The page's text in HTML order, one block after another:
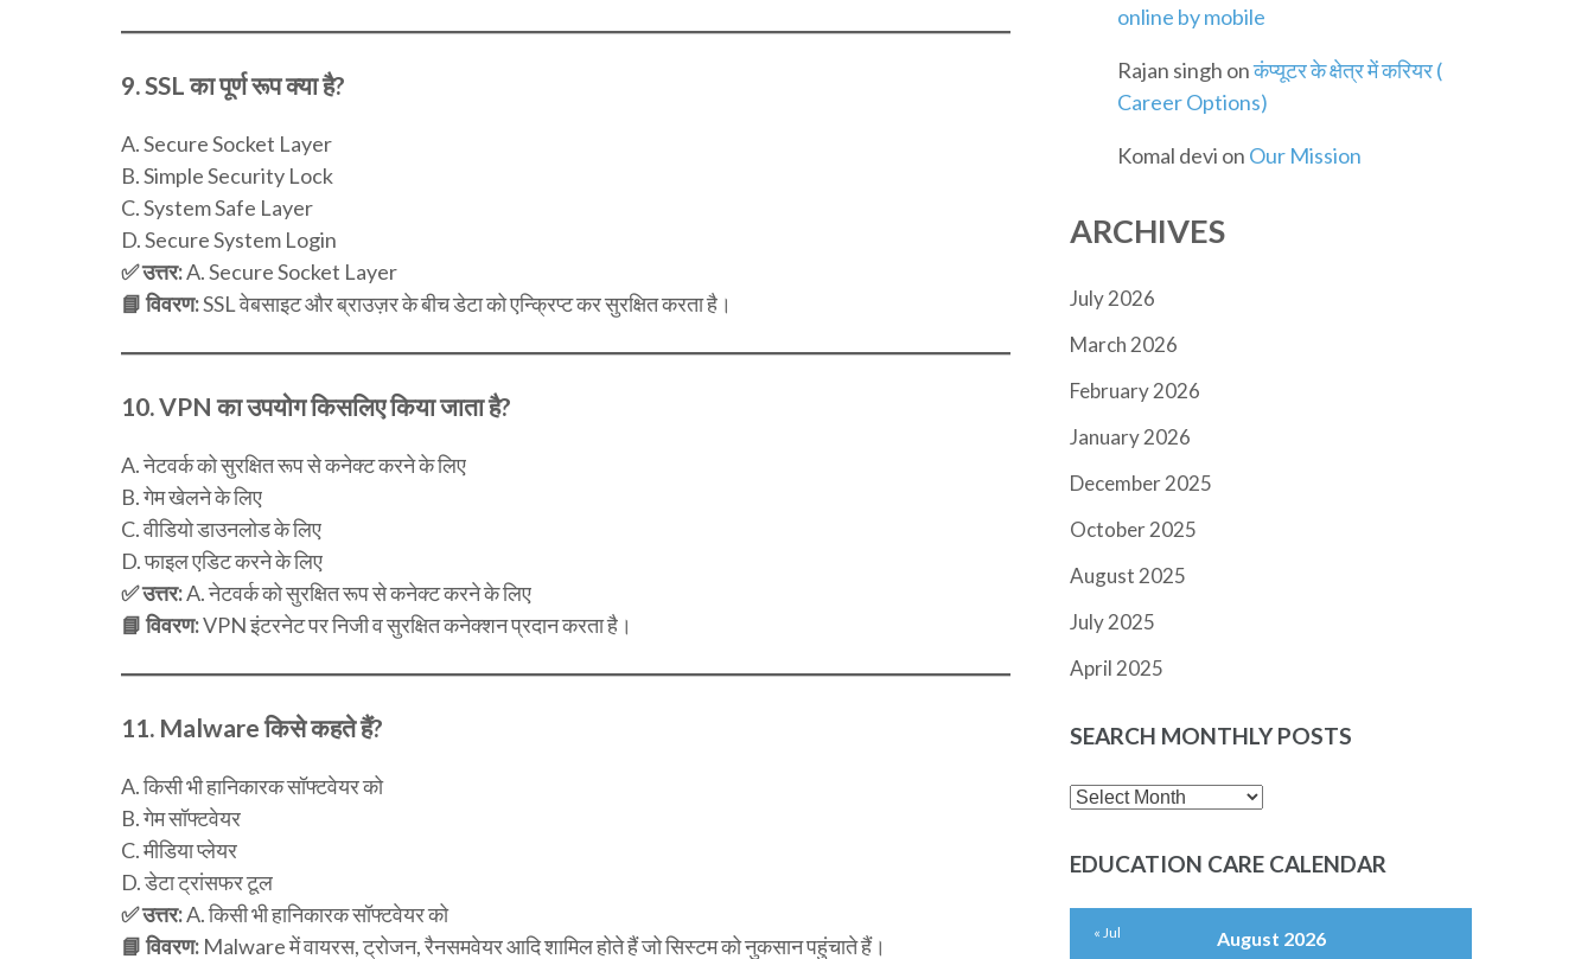
9.SSL का पूर्ण रूप क्या है?
A. Secure Socket Layer
B. Simple Security Lock
C. System Safe Layer
D. Secure System Login
✅ उत्तर:A. Secure Socket Layer
📘 विवरण:SSL वेबसाइट और ब्राउज़र के बीच डेटा को एन्क्रिप्ट कर सुरक्षित करता है।
10.VPN का उपयोग किसलिए किया जाता है?
A. नेटवर्क को सुरक्षित रूप से कनेक्ट करने के लिए
B. गेम खेलने के लिए
C. वीडियो डाउनलोड के लिए
D. फाइल एडिट करने के लिए
✅ उत्तर:A. नेटवर्क को सुरक्षित रूप से कनेक्ट करने के लिए
📘 विवरण:VPN इंटरनेट पर निजी व सुरक्षित कनेक्शन प्रदान करता है।
11. Malware किसे कहते हैं?
A. किसी भी हानिकारक सॉफ्टवेयर को
B. गेम सॉफ्टवेयर
C. मीडिया प्लेयर
D. डेटा ट्रांसफर टूल
✅ उत्तर:A. किसी भी हानिकारक सॉफ्टवेयर को
📘 विवरण: Malware में वायरस, ट्रोजन, रैनसमवेयर आदि शामिल होते हैं जो सिस्टम को नुकसान पहुंचाते हैं।
online by mobile
Rajan singh onकंप्यूटर के क्षेत्र में करियर (
Career Options)
Komal devi on Our Mission
ARCHIVES
July 2026
March 2026
February 2026
January 2026
December 2025
October 2025
August 2025
July 2025
April 2025
SEARCH MONTHLY POSTS
SEARCH
POSTS
EDUCATION CARE CALENDAR
August 2026
« Jul